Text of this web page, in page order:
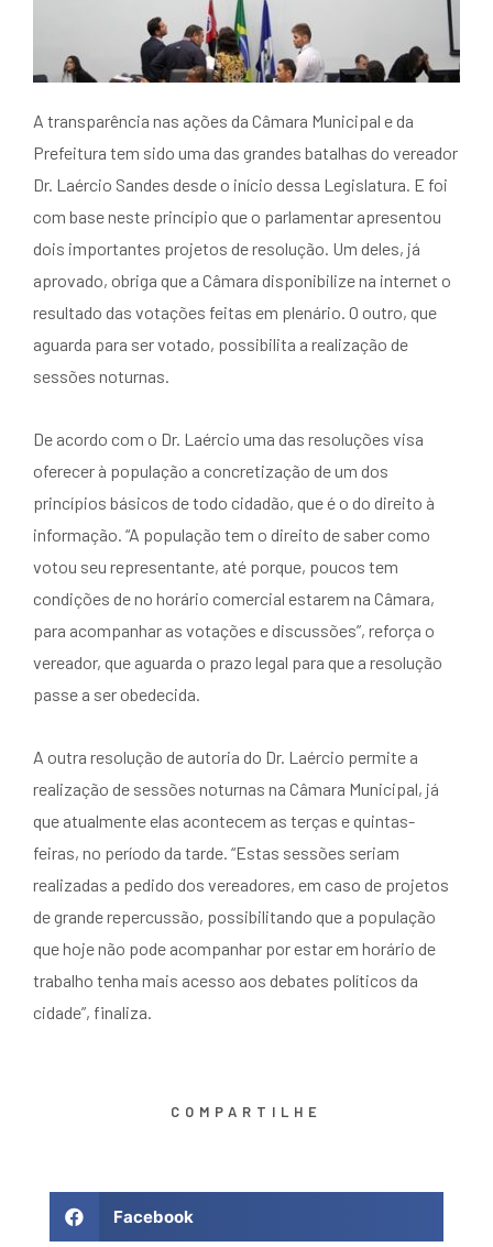
A transparência nas ações da Câmara Municipal e da
Prefeitura tem sido uma das grandes batalhas do vereador
Dr. Laércio Sandes desde o início dessa Legislatura. E foi
com base neste princípio que o parlamentar apresentou
dois importantes projetos de resolução. Um deles, já
aprovado, obriga que a Câmara disponibilize na internet o
resultado das votações feitas em plenário. O outro, que
aguarda para ser votado, possibilita a realização de
sessões noturnas.
De acordo com o Dr. Laércio uma das resoluções visa
oferecer à população a concretização de um dos
princípios básicos de todo cidadão, que é o do direito à
informação. “A população tem o direito de saber como
votou seu representante, até porque, poucos tem
condições de no horário comercial estarem na Câmara,
para acompanhar as votações e discussões”, reforça o
vereador, que aguarda o prazo legal para que a resolução
passe a ser obedecida.
A outra resolução de autoria do Dr. Laércio permite a
realização de sessões noturnas na Câmara Municipal, já
que atualmente elas acontecem as terças e quintas-
feiras, no período da tarde. “Estas sessões seriam
realizadas a pedido dos vereadores, em caso de projetos
de grande repercussão, possibilitando que a população
que hoje não pode acompanhar por estar em horário de
trabalho tenha mais acesso aos debates políticos da
cidade”, finaliza.
COMPARTILHE
Facebook